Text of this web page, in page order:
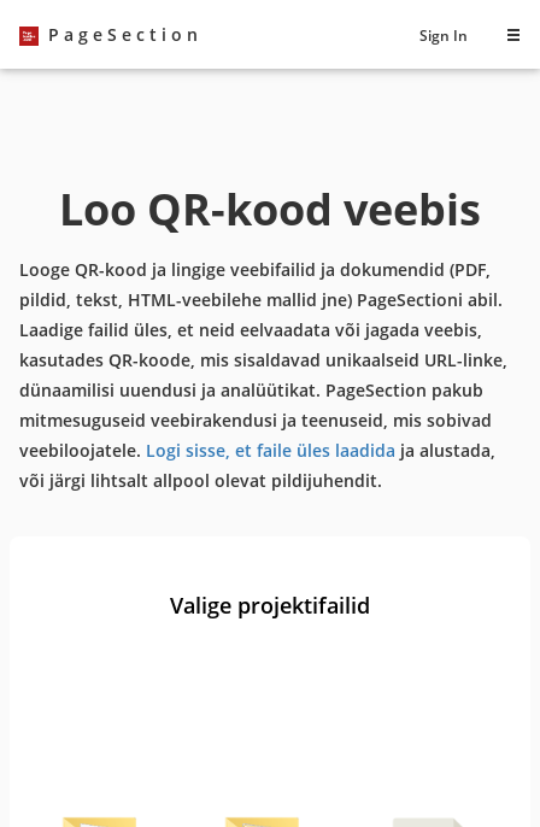
PageSection Sign In
Loo QR-kood veebis
Looge QR-kood ja lingige veebifailid ja dokumendid (PDF,
pildid, tekst, HTML-veebilehe mallid jne) PageSectioni abil.
Laadige failid üles, et neid eelvaadata või jagada veebis,
kasutades QR-koode, mis sisaldavad unikaalseid URL-linke,
dünaamilisi uuendusi ja analüütikat. PageSection pakub
mitmesuguseid veebirakendusi ja teenuseid, mis sobivad
veebiloojatele. Logi sisse, et faile üles laadida ja alustada,
või järgi lihtsalt allpool olevat pildijuhendit.
Valige projektifailid